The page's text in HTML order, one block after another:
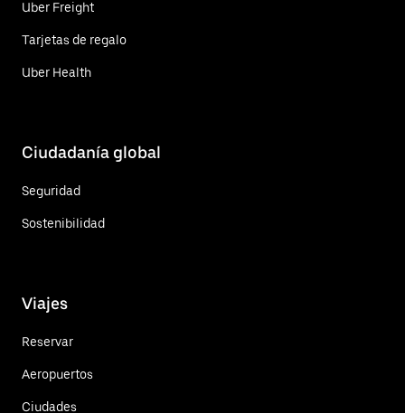
Uber Freight
Tarjetas de regalo
Uber Health
Ciudadanía global
Seguridad
Sostenibilidad
Viajes
Reservar
Aeropuertos
Ciudades